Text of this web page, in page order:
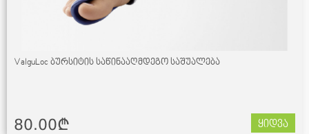
ValguLoc ბურსიტის საწინააღმდეგო საშუალება
80.00¢ ყიდვა